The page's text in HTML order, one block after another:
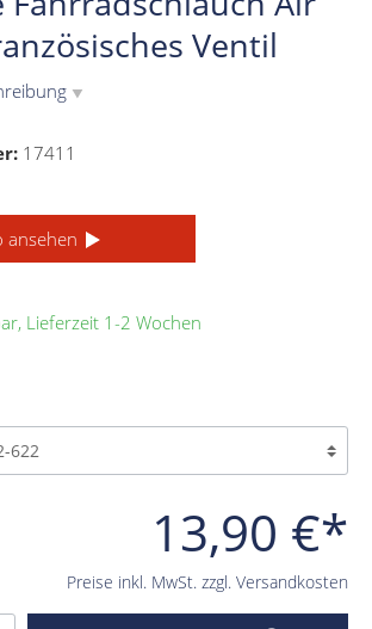
Ventil
▼
17411
ansehen
13,90 €*
Preise inkl. MwSt. zzgl. Versandkosten
Lieferzeit 1-2 Wochen